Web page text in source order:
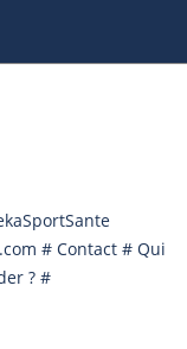
# Contact# Qui
?#